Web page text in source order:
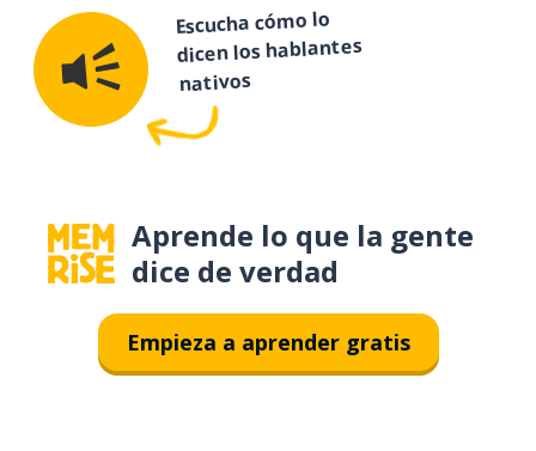
Escucha cómo lo
dicen los hablantes
nativos
Aprende lo que la gente
dice de verdad
Empieza a aprender gratis